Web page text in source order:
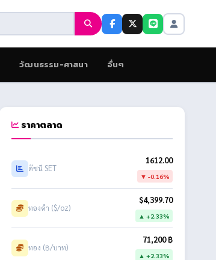
วัฒนธรรม-ศาสนา อื่นๆ
ราคาตลาด
ดัชนี SET
1612.00
▼ -0.16%
ทองคำ ($/oz)
$4,399.70
▲ +2.33%
ทอง (฿/บาท)
71,200 ฿
▲ +2.33%